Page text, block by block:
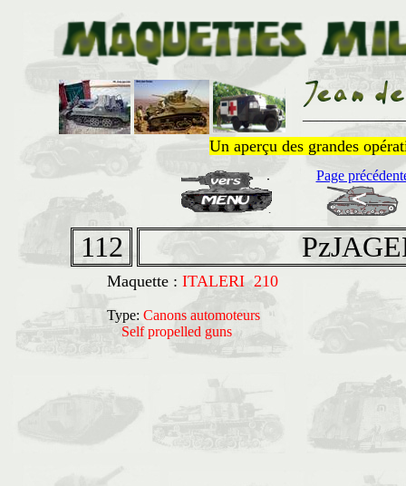
Un aperçu des grandes
Page
112
Maquette : ITALERI 210
Type: Canons automoteurs
Self propelled guns